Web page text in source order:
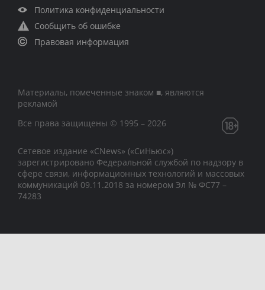
Политика конфиденциальности
Сообщить об ошибке
Правовая информация
Материалы, помеченные знаком ■, являются
рекламой
Все права защищены © 1995 – 2026
Сетевое издание «CNews» («СиНьюс»)
зарегистрировано Федеральной службой по надзору в
сфере связи, информационных технологий и массовых
коммуникаций 09.11.2018 за номером Эл № ФС77 –
74283